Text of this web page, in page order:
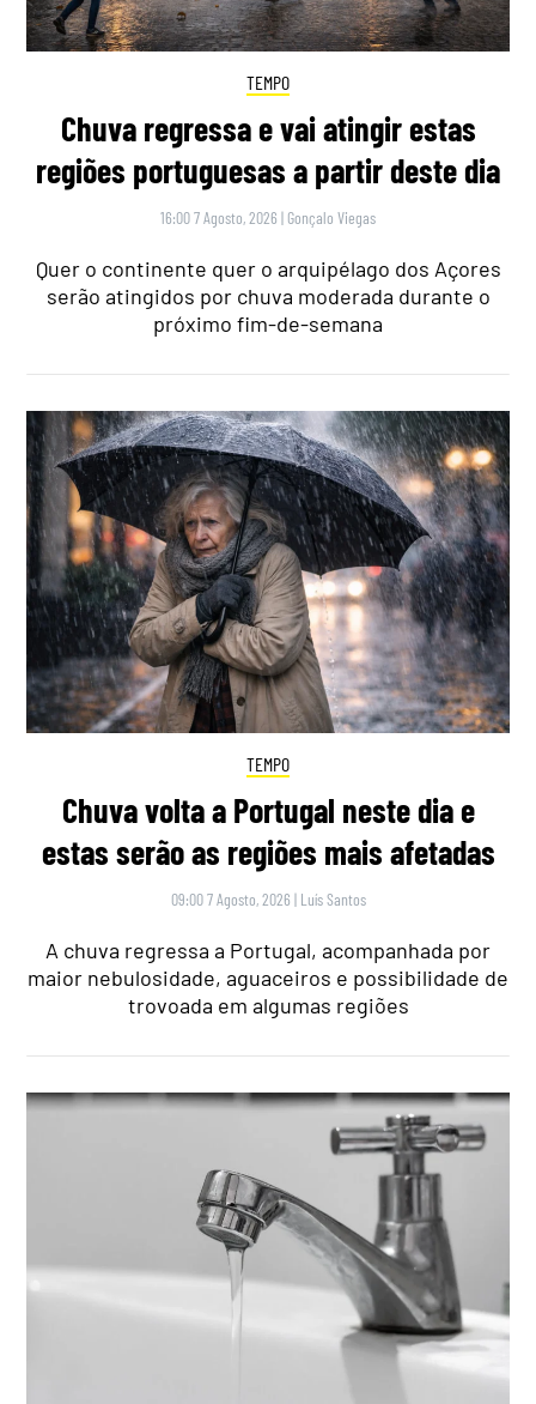
TEMPO
Chuva regressa e vai atingir estas
regiões portuguesas a partir deste dia
16:00 7 Agosto, 2026 | Gonçalo Viegas
Quer o continente quer o arquipélago dos Açores
serão atingidos por chuva moderada durante o
próximo fim-de-semana
TEMPO
Chuva volta a Portugal neste dia e
estas serão as regiões mais afetadas
09:00 7 Agosto, 2026 | Luís Santos
A chuva regressa a Portugal, acompanhada por
maior nebulosidade, aguaceiros e possibilidade de
trovoada em algumas regiões